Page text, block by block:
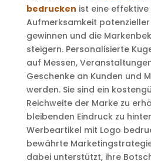
bedrucken ist eine
Aufmerksamkeit potenzieller
gewinnen und die
steigern. Personalisierte
auf Messen,
Geschenke an Kunden und
werden. Sie sind ein
Reichweite der Marke zu
bleibenden Eindruck zu
Werbeartikel mit Logo
bewährte
dabei unterstützt, ihre